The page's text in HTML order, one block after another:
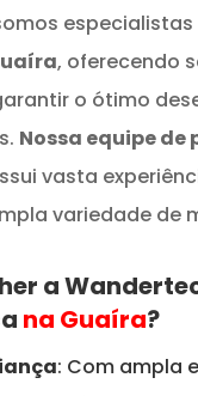
especialistas
, oferecendo
o ótimo
Nossa equipe
vasta
variedade de
a
na Guaíra?
: Com ampla